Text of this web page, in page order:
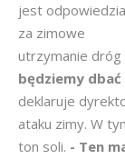
jest
za zimowe
utrzymanie dróg
będziemy dbać
deklaruje
ataku zimy. W
ton soli. - Ten